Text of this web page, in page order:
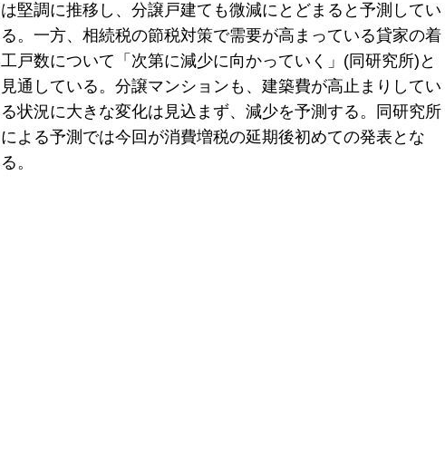
は堅調に推移し、分譲戸建ても微減にとどまると予測してい
る。一方、相続税の節税対策で需要が高まっている貸家の着
工戸数について「次第に減少に向かっていく」(同研究所)と
見通している。分譲マンションも、建築費が高止まりしてい
る状況に大きな変化は見込まず、減少を予測する。同研究所
による予測では今回が消費増税の延期後初めての発表とな
る。